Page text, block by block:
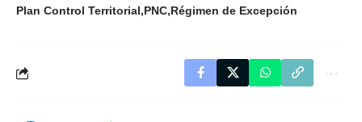
Plan Control Territorial PNC Régimen de Excepción